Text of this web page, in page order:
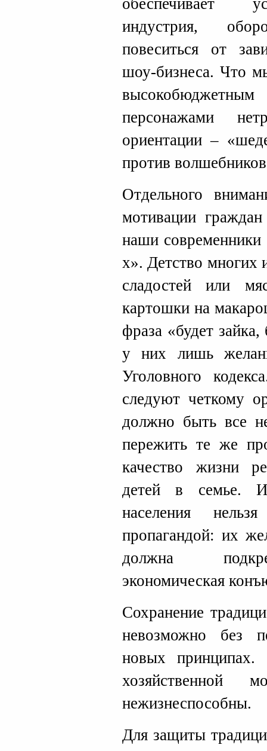
обеспечивает
индустрия,
повеситься от
шоу-бизнеса. Что
персонажами
ориентации –
против
Отдельного
мотивации
наши
х». Детство многих
сладостей или
картошки на
фраза «будет
у них лишь
Уголовного
следуют четкому
должно быть все
пережить те же
качество жизни
детей в семье.
населения
пропагандой: их
должна
экономическая
Сохранение
невозможно без
новых принципах.
хозяйственной
нежизнеспособны.
Для защиты